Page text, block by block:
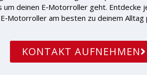
deinen E‑Motorroller geht.
E‑Motorroller am besten zu deinem Alltag
KONTAKT AUFNEHMEN